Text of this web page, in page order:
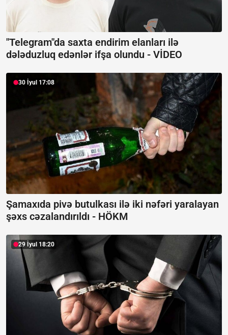
"Telegram"da saxta endirim elanları ilə
dələduzluq edənlər ifşa olundu - VİDEO
30 İyul 17:08
Şamaxıda pivə butulkası ilə iki nəfəri yaralayan
şəxs cəzalandırıldı - HÖKM
29 İyul 18:20